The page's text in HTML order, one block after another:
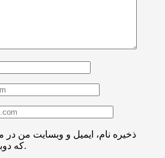
ذخیره نام، ایمیل و وبسایت من در
که دوباره دیدگاهی می‌نویسم.